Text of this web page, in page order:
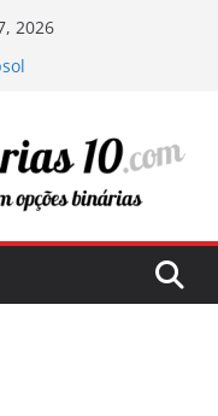
2026
em centros de
do futuro
O meu guia
lucros